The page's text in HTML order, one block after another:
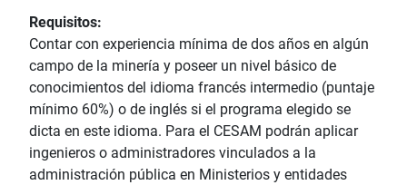
Requisitos:
Contar con experiencia mínima de dos años en algún
campo de la minería y poseer un nivel básico de
conocimientos del idioma francés intermedio (puntaje
mínimo 60%) o de inglés si el programa elegido se
dicta en este idioma. Para el CESAM podrán aplicar
ingenieros o administradores vinculados a la
administración pública en Ministerios y entidades